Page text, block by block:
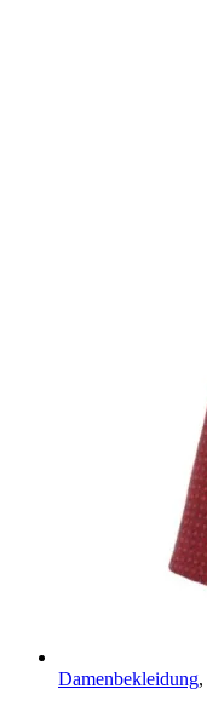
Damenbekleidung,